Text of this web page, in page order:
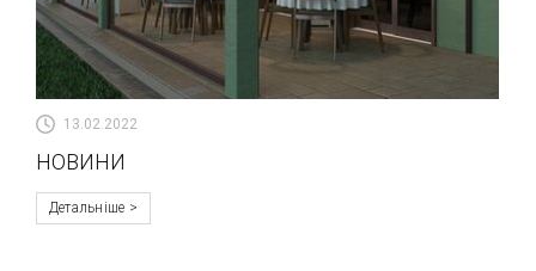
13.02.2022
НОВИНИ
Детальніше